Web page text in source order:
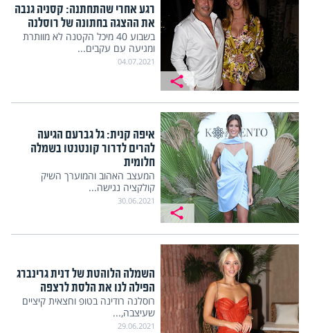
רגע אחרי שהתחתנה: קסניה גנבה
את ההצגה בחתונה של רוסלנה
בשבוע 40 מיכל הקטנה לא מוותרת
ומגיעה עם עקבים...
04.07.2021
איפה קנית: גל גברעם הגיעה
להרים לדרור קונטנטו בשמלה
חלומית
המעצב האהוב והמוערך השיק
קולקציה נגישה...
30.06.2021
השמלה הלוהטת של דנית גרינברג
הפילה לנו את הלסת לרצפה
רוסלנה רודינה בטופ וחצאית קיציים
שעיצבה,...
29.06.2021